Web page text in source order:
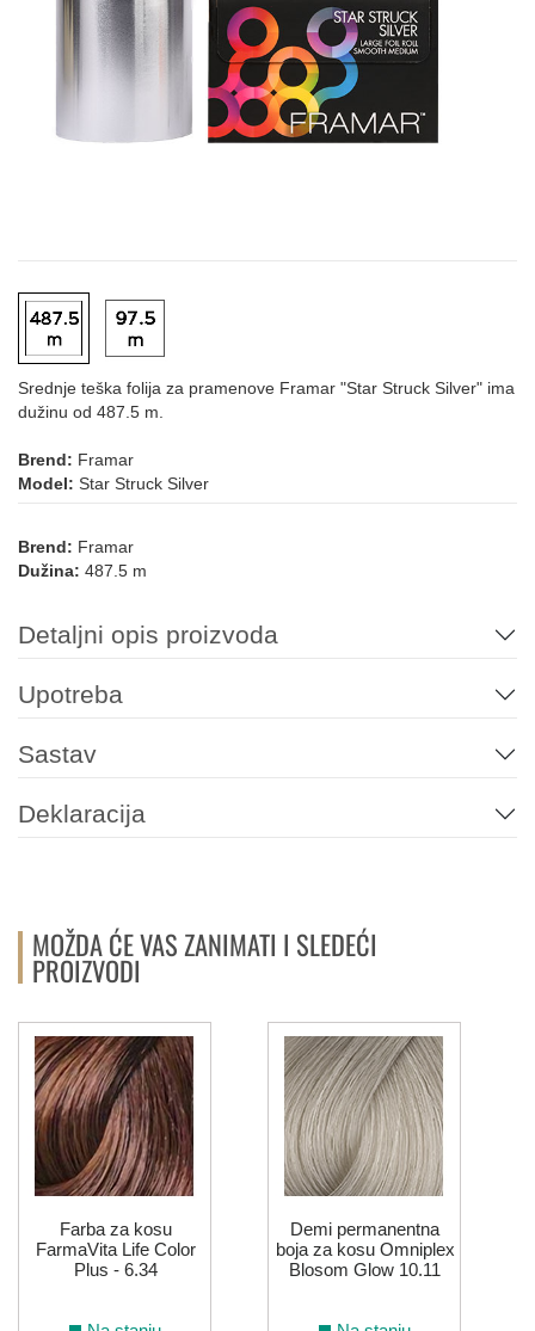
Srednje teška folija za pramenove Framar "Star Struck Silver" ima
dužinu od 487.5 m.
Brend: Framar
Model: Star Struck Silver
Brend: Framar
Dužina: 487.5 m
Detaljni opis proizvoda
Upotreba
Sastav
Deklaracija
MOŽDA ĆE VAS ZANIMATI I SLEDEĆI
PROIZVODI
Farba za kosu
FarmaVita Life Color
Plus - 6.34
Demi permanentna
boja za kosu Omniplex
Blosom Glow 10.11